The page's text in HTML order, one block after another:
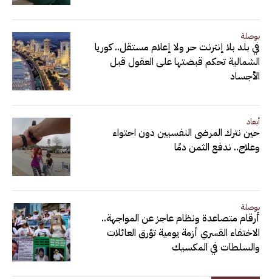
بوصلة
في بلد بلا إنترنت حر ولا إعلام مستقل.. كوريا
الشمالية تحكم قبضتها على العقول قبل
الأجساد
أبعاد
حين نترك المرضى النفسيين دون احتواء
وعلاج.. ندفع الثمن دمًا
بوصلة
أرقام متصاعدة ونظام عاجز عن المواجهة..
الاختفاء القسري أزمة يومية تؤرق العائلات
والسلطات في المكسيك